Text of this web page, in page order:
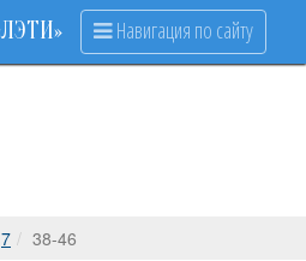
Навигация по сайту
7 38-46